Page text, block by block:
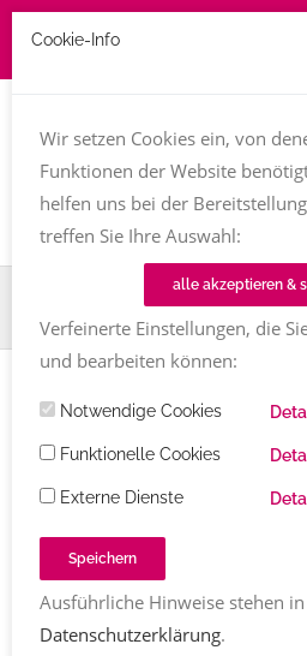
Home TT-Magazin
Ins TT-Magazin Blog schreiben:
TIPPS & HILFEN
Ins TT-Magazin Blog
Tipps für alle Textinen
Carola Heine
Das TT-Magazin bietet uns
Cookie-Info
Wir setzen Cookies ein, von
Funktionen der Website
helfen uns bei der
treffen Sie Ihre Auswahl:
alle akzeptieren &
Verfeinerte Einstellungen, die
und bearbeiten können:
Notwendige Cookies
Funktionelle Cookies
Externe Dienste
Speichern
Ausführliche Hinweise stehen
Datenschutzerklärung.